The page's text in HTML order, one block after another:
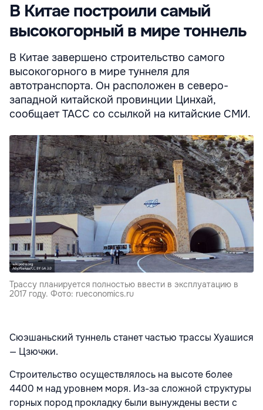
В Китае построили самый
высокогорный в мире тоннель
В Китае завершено строительство самого
высокогорного в мире туннеля для
автотранспорта. Он расположен в северо-
западной китайской провинции Цинхай,
сообщает ТАСС со ссылкой на китайские СМИ.
Трассу планируется полностью ввести в эксплуатацию в
2017 году. Фото: rueconomics.ru
Сюэшаньский туннель станет частью трассы Хуашися
— Цзючжи.
Строительство осуществлялось на высоте более
4400 м над уровнем моря. Из-за сложной структуры
горных пород прокладку были вынуждены вести с